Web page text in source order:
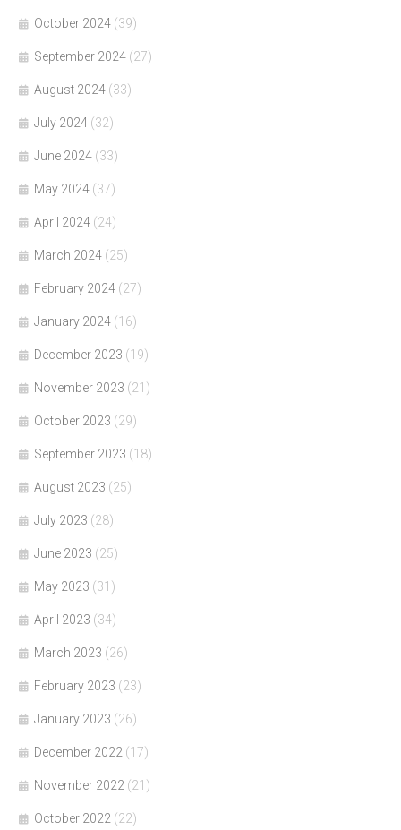
October 2024 (39)
September 2024 (27)
August 2024 (33)
July 2024 (32)
June 2024 (33)
May 2024 (37)
April 2024 (24)
March 2024 (25)
February 2024 (27)
January 2024 (16)
December 2023 (19)
November 2023 (21)
October 2023 (29)
September 2023 (18)
August 2023 (25)
July 2023 (28)
June 2023 (25)
May 2023 (31)
April 2023 (34)
March 2023 (26)
February 2023 (23)
January 2023 (26)
December 2022 (17)
November 2022 (21)
October 2022 (22)